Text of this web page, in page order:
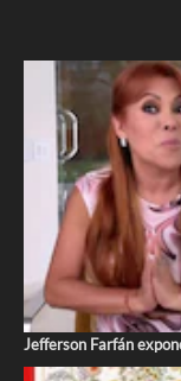
Jefferson Farfán